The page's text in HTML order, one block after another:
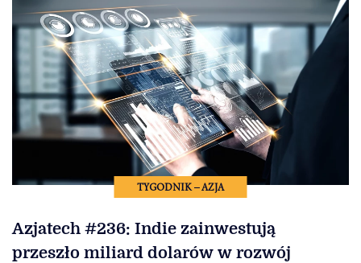
TYGODNIK – AZJA
Azjatech #236: Indie zainwestują
przeszło miliard dolarów w rozwój